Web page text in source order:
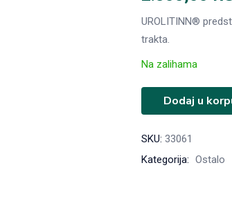
UROLITINN®
trakta.
Na zalihama
Dodaj u
SKU: 33061
Kategorija: Ostalo